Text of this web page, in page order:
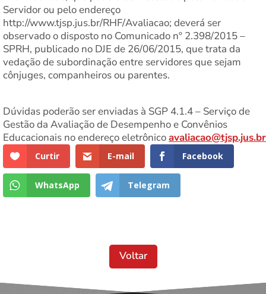
Servidor ou pelo endereço
http://www.tjsp.jus.br/RHF/Avaliacao; deverá ser
observado o disposto no Comunicado nº 2.398/2015 –
SPRH, publicado no DJE de 26/06/2015, que trata da
vedação de subordinação entre servidores que sejam
cônjuges, companheiros ou parentes.
Dúvidas poderão ser enviadas à SGP 4.1.4 – Serviço de
Gestão da Avaliação de Desempenho e Convênios
Educacionais no endereço eletrônicoavaliacao@tjsp.jus.br
Curtir E-mail Facebook
WhatsApp Telegram
Voltar